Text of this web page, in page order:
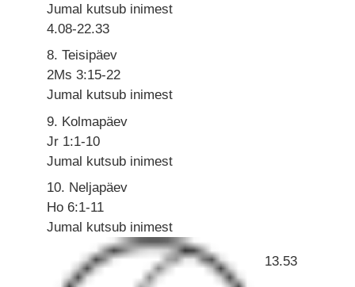
Jumal kutsub inimest
4.08-22.33
8. Teisipäev
2Ms 3:15-22
Jumal kutsub inimest
9. Kolmapäev
Jr 1:1-10
Jumal kutsub inimest
10. Neljapäev
Ho 6:1-11
Jumal kutsub inimest
13.53